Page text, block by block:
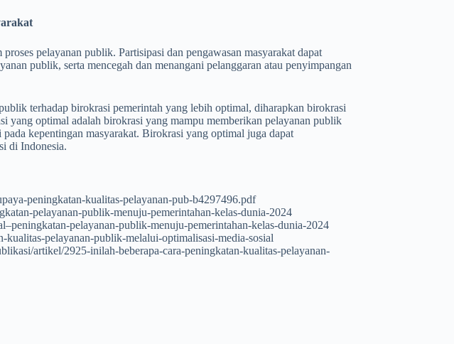
pelayanan publik. Partisipasi dan pengawasan masyarakat dapat
publik, serta mencegah dan menangani pelanggaran atau penyimpangan
terhadap birokrasi pemerintah yang lebih optimal, diharapkan birokrasi
yang optimal adalah birokrasi yang mampu memberikan pelayanan publik
kepentingan masyarakat. Birokrasi yang optimal juga dapat
di Indonesia.
peningkatan-kualitas-pelayanan-pub-b4297496.pdf
pelayanan-publik-menuju-pemerintahan-kelas-dunia-2024
pelayanan-publik-menuju-pemerintahan-kelas-dunia-2024
pelayanan-publik-melalui-optimalisasi-media-sosial
artikel/2925-inilah-beberapa-cara-peningkatan-kualitas-pelayanan-